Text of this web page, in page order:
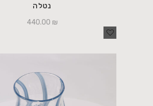
נטלה
440.00 ₪